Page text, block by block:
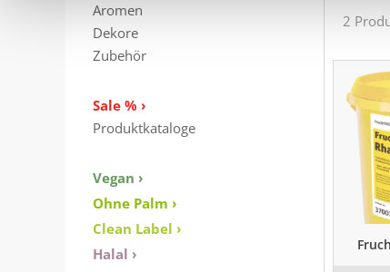
Aromen
Dekore
Zubehör
Sale % ›
Produktkataloge
Vegan ›
Ohne Palm ›
Clean Label ›
Halal ›
2